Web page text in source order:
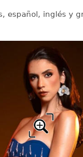
español, inglés y